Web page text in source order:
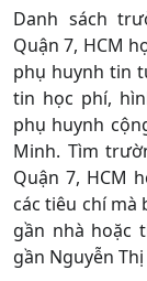
Danh sách
Quận 7, HCM
phụ huynh tin
tin học phí,
phụ huynh
Minh. Tìm
Quận 7, HCM
các tiêu chí mà
gần nhà hoặc
gần Nguyễn